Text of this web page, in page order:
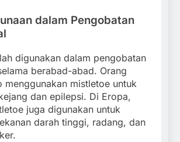
dalam Pengobatan
digunakan dalam pengobatan
berabad-abad. Orang
menggunakan mistletoe untuk
dan epilepsi. Di Eropa,
juga digunakan untuk
darah tinggi, radang, dan